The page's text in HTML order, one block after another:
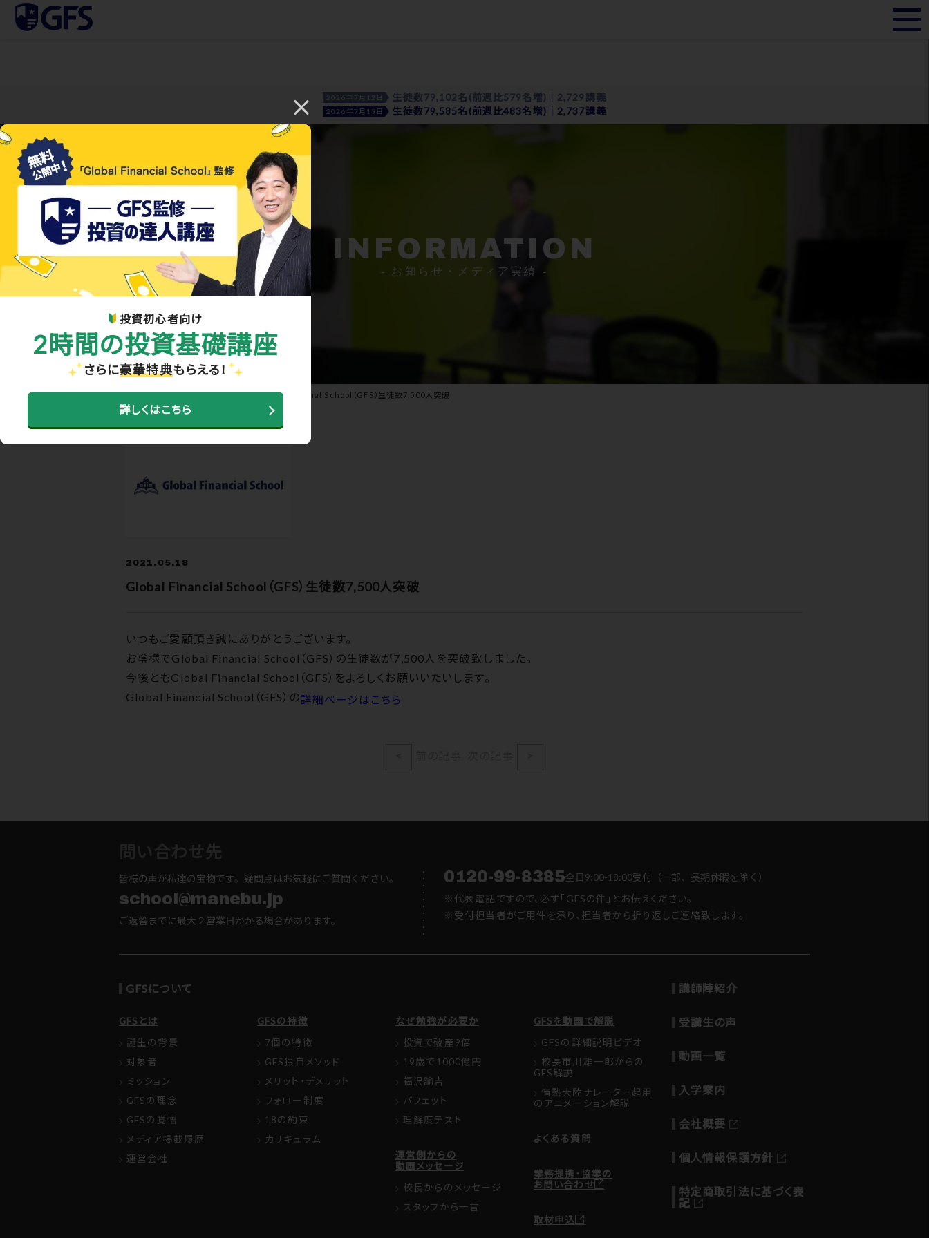
2026年7月12日 生徒数79,102名(前週比579名増)｜2,729講義
2026年7月19日 生徒数79,585名(前週比483名増)｜2,737講義
投資初心者向け
2時間の投資基礎講座
さらに豪華特典もらえる！
詳しくはこちら
INFORMATION
- お知らせ・メディア実績 -
ホーム>お知らせ・メディア実績> Global Financial School（GFS）生徒数7,500人突破
2021.05.18
Global Financial School（GFS）生徒数7,500人突破
いつもご愛顧頂き誠にありがとうございます。
お陰様でGlobal Financial School（GFS）の生徒数が7,500人を突破致しました。
今後ともGlobal Financial School（GFS）をよろしくお願いいたいします。
Global Financial School（GFS）の詳細ページはこちら
皆様の声が私達の宝物です。疑問点はお気軽にご質問ください。
school@manebu.jp
ご返答までに最大２営業日かかる場合があります。
0120-99-8385全日9:00-18:00受付（一部、長期休暇を除く）
※代表電話ですので、必ず「GFSの件」とお伝えください。
※受付担当者がご用件を承り、担当者から折り返しご連絡致します。
GFSについて
GFSとは
誕生の背景
対象者
ミッション
GFSの理念
GFSの覚悟
メディア掲載履歴
運営会社
GFSの特徴
7個の特徴
GFS独自メソッド
メリット・デメリット
フォロー制度
18の約束
カリキュラム
なぜ勉強が必要か
投資で破産9倍
19歳で1000億円
福沢諭吉
バフェット
理解度テスト
運営側からの
動画メッセージ
校長からのメッセージ
スタッフから一言
GFSを動画で解説
GFSの詳細説明ビデオ
校長市川雄一郎からの
GFS解説
情熱大陸ナレーター起用
のアニメーション解説
よくある質問
業務提携・協業の
お問い合わせ
取材申込
講師陣紹介
受講生の声
動画一覧
入学案内
会社概要
個人情報保護方針
特定商取引法に基づく表
記